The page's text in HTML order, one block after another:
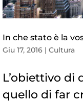
In che stato è la
Giu 17, 2016 | Cultura
L’obiettivo di
quello di far